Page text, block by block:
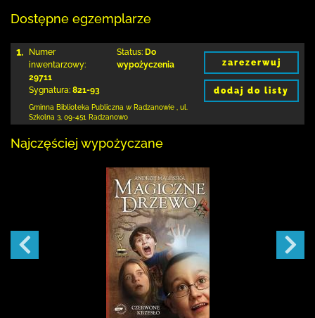
Dostępne egzemplarze
1.
Numer
inwentarzowy:
29711
Sygnatura: 821-93
Status: Do
wypożyczenia
Gminna Biblioteka Publiczna w Radzanowie
ul.
Szkolna 3 09-451 Radzanowo
zarezerwuj
dodaj do listy
Najczęściej wypożyczane